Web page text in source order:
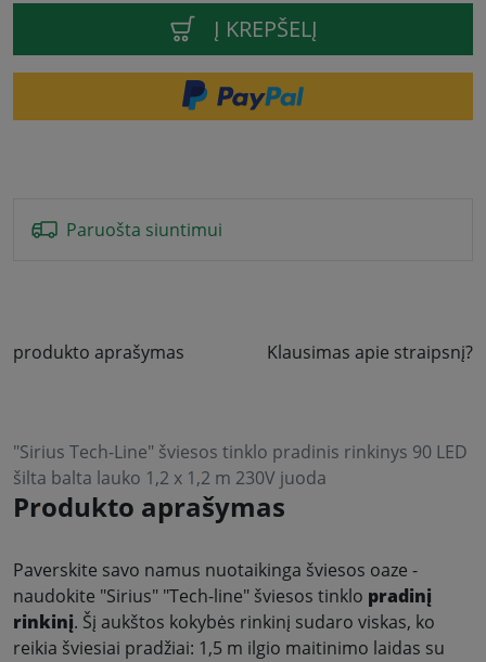
Į KREPŠELĮ
Paruošta siuntimui
produkto aprašymas Klausimas apie straipsnį?
"Sirius Tech-Line" šviesos tinklo pradinis rinkinys 90 LED
šilta balta lauko 1,2 x 1,2 m 230V juoda
Produkto aprašymas
Paverskite savo namus nuotaikinga šviesos oaze -
naudokite "Sirius" "Tech-line" šviesos tinklo pradinį
rinkinį. Šį aukštos kokybės rinkinį sudaro viskas, ko
reikia šviesiai pradžiai: 1,5 m ilgio maitinimo laidas su